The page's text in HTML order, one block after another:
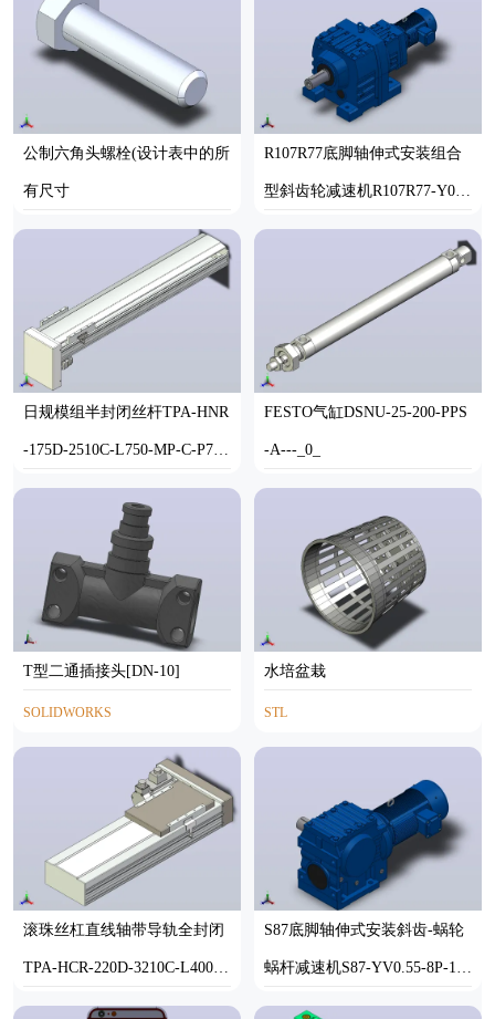
公制六角头螺栓(设计表中的所
有尺寸
SOLIDWORKS,STEP
R107R77底脚轴伸式安装组合
型斜齿轮减速机R107R77-Y0.5
5-4P-80-M1-0°
SOLIDWORKS
日规模组半封闭丝杆TPA-HNR
-175D-2510C-L750-MP-C-P75-
N3
STEP
FESTO气缸DSNU-25-200-PPS
-A---_0_
STP
T型二通插接头[DN-10]
SOLIDWORKS
水培盆栽
STL
滚珠丝杠直线轴带导轨全封闭
TPA-HCR-220D-3210C-L400-
MR-Y-P1K-N3
STEP
S87底脚轴伸式安装斜齿-蜗轮
蜗杆减速机S87-YV0.55-8P-198
-M1-0°-B
SOLIDWORKS